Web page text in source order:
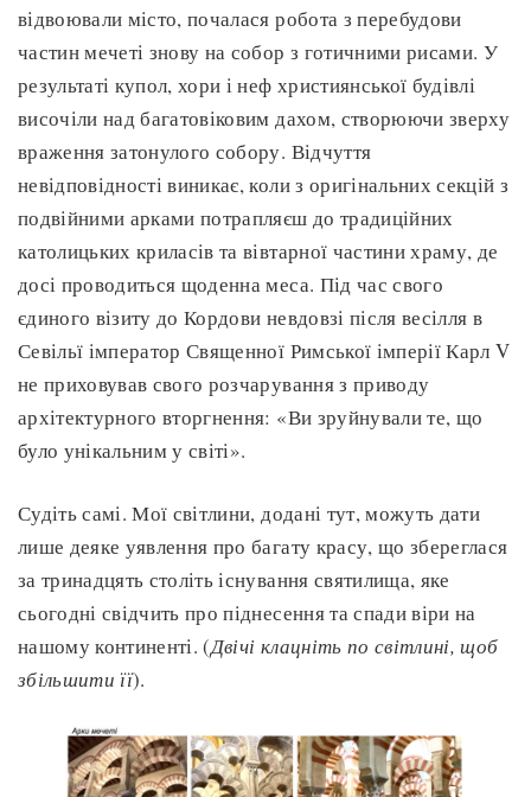
відвоювали місто, почалася робота з перебудови
частин мечеті знову на собор з готичними рисами. У
результаті купол, хори і неф християнської будівлі
височіли над багатовіковим дахом, створюючи зверху
враження затонулого собору. Відчуття
невідповідності виникає, коли з оригінальних секцій з
подвійними арками потрапляєш до традиційних
католицьких криласів та вівтарної частини храму, де
досі проводиться щоденна меса. Під час свого
єдиного візиту до Кордови невдовзі після весілля в
Севільї імператор Священної Римської імперії Карл V
не приховував свого розчарування з приводу
архітектурного вторгнення: «Ви зруйнували те, що
було унікальним у світі».
Судіть самі. Мої світлини, додані тут, можуть дати
лише деяке уявлення про багату красу, що збереглася
за тринадцять століть існування святилища, яке
сьогодні свідчить про піднесення та спади віри на
нашому континенті. (Двічі клацніть по світлині, щоб
збільшити її).